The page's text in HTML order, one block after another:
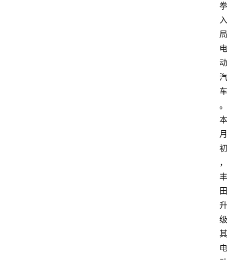
拳
入
局
电
动
汽
车
。
本
月
初
，
丰
田
升
级
其
电